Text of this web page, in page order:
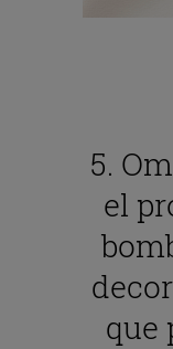
5.
el
que